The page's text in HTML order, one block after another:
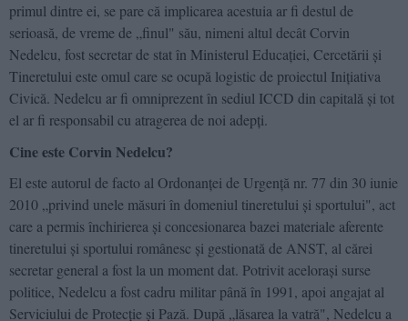
primul dintre ei, se pare că implicarea acestuia ar fi destul de
serioasă, de vreme de „finul" său, nimeni altul decât Corvin
Nedelcu, fost secretar de stat în Ministerul Educaţiei, Cercetării şi
Tineretului este omul care se ocupă logistic de proiectul Iniţiativa
Civică. Nedelcu ar fi omniprezent în sediul ICCD din capitală şi tot
el ar fi responsabil cu atragerea de noi adepţi.
Cine este Corvin Nedelcu?
El este autorul de facto al Ordonanţei de Urgenţă nr. 77 din 30 iunie
2010 „privind unele măsuri în domeniul tineretului şi sportului", act
care a permis închirierea şi concesionarea bazei materiale aferente
tineretului şi sportului românesc şi gestionată de ANST, al cărei
secretar general a fost la un moment dat. Potrivit aceloraşi surse
politice, Nedelcu a fost cadru militar până în 1991, apoi angajat al
Serviciului de Protecţie şi Pază. După „lăsarea la vatră", Nedelcu a